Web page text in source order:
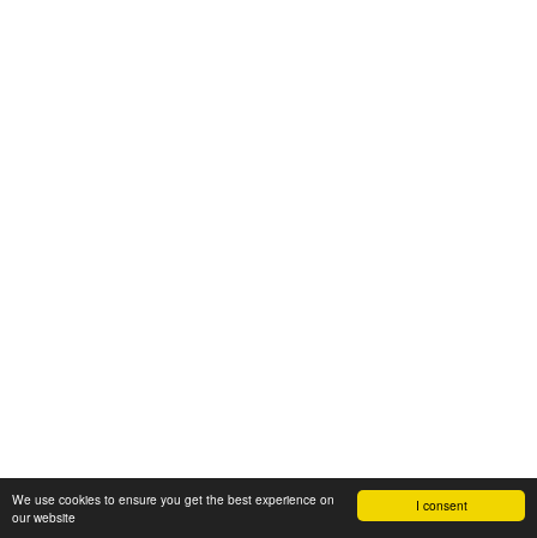
I consent
We use cookies to ensure you get the best experience on
our website